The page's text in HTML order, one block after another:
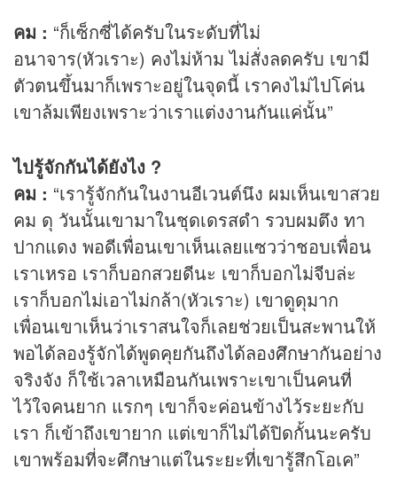
คม : “ก็เซ็กซี่ได้ครับในระดับที่ไม่
อนาจาร(หัวเราะ) คงไม่ห้าม ไม่สั่งลดครับ เขามี
ตัวตนขึ้นมาก็เพราะอยู่ในจุดนี้ เราคงไม่ไปโค่น
เขาล้มเพียงเพราะว่าเราแต่งงานกันแค่นั้น”
ไปรู้จักกันได้ยังไง ?
คม : “เรารู้จักกันในงานอีเวนต์นึง ผมเห็นเขาสวย
คม ดุ วันนั้นเขามาในชุดเดรสดำ รวบผมตึง ทา
ปากแดง พอดีเพื่อนเขาเห็นเลยแซวว่าชอบเพื่อน
เราเหรอ เราก็บอกสวยดีนะ เขาก็บอกไม่จีบล่ะ
เราก็บอกไม่เอาไม่กล้า(หัวเราะ) เขาดูดุมาก
เพื่อนเขาเห็นว่าเราสนใจก็เลยช่วยเป็นสะพานให้
พอได้ลองรู้จักได้พูดคุยกันถึงได้ลองศึกษากันอย่าง
จริงจัง ก็ใช้เวลาเหมือนกันเพราะเขาเป็นคนที่
ไว้ใจคนยาก แรกๆ เขาก็จะค่อนข้างไว้ระยะกับ
เรา ก็เข้าถึงเขายาก แต่เขาก็ไม่ได้ปิดกั้นนะครับ
เขาพร้อมที่จะศึกษาแต่ในระยะที่เขารู้สึกโอเค”